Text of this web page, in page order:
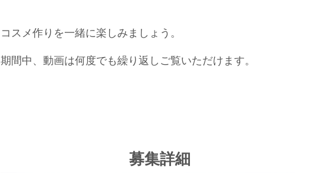
コスメ作りを一緒に楽しみましょう。
期間中、動画は何度でも繰り返しご覧いただけます。
募集詳細